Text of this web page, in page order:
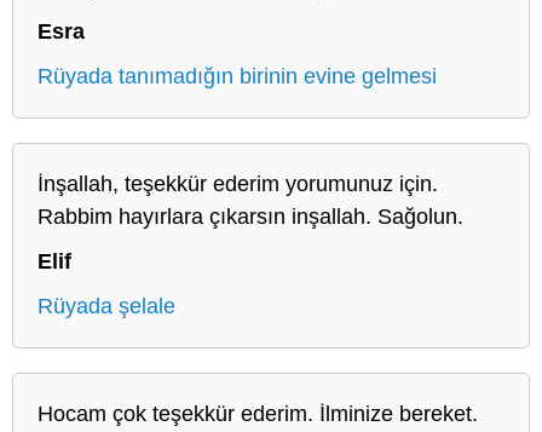
Esra
Rüyada tanımadığın birinin evine gelmesi
İnşallah, teşekkür ederim yorumunuz için.
Rabbim hayırlara çıkarsın inşallah. Sağolun.
Elif
Rüyada şelale
Hocam çok teşekkür ederim. İlminize bereket.